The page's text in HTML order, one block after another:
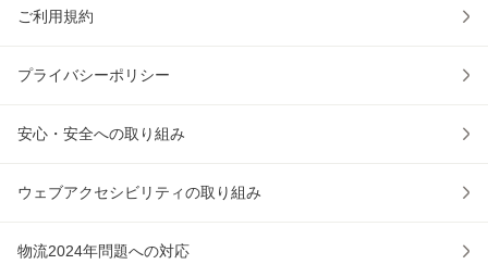
ご利用規約
プライバシーポリシー
安心・安全への取り組み
ウェブアクセシビリティの取り組み
物流2024年問題への対応